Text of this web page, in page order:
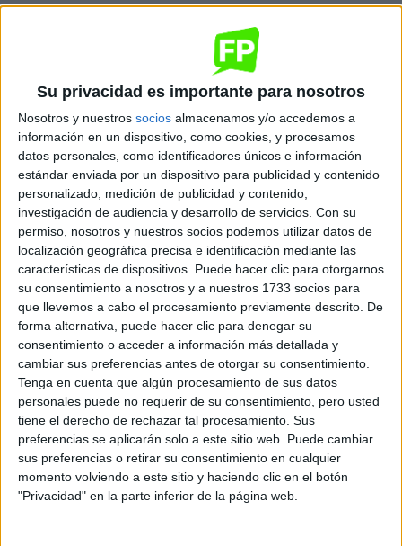
Su privacidad es importante para nosotros
Nosotros y nuestros socios almacenamos y/o accedemos a
información en un dispositivo, como cookies, y procesamos
datos personales, como identificadores únicos e información
estándar enviada por un dispositivo para publicidad y contenido
personalizado, medición de publicidad y contenido,
investigación de audiencia y desarrollo de servicios. Con su
permiso, nosotros y nuestros socios podemos utilizar datos de
localización geográfica precisa e identificación mediante las
características de dispositivos. Puede hacer clic para otorgarnos
su consentimiento a nosotros y a nuestros 1733 socios para
que llevemos a cabo el procesamiento previamente descrito. De
forma alternativa, puede hacer clic para denegar su
consentimiento o acceder a información más detallada y
cambiar sus preferencias antes de otorgar su consentimiento.
Tenga en cuenta que algún procesamiento de sus datos
personales puede no requerir de su consentimiento, pero usted
tiene el derecho de rechazar tal procesamiento. Sus
preferencias se aplicarán solo a este sitio web. Puede cambiar
sus preferencias o retirar su consentimiento en cualquier
momento volviendo a este sitio y haciendo clic en el botón
"Privacidad" en la parte inferior de la página web.
DIRECCIÓN
Juan Antonio Santero, 2
41800 Sanlúcar la Mayor, Sevilla
+
-
Leaflet | OSM Mapnik
Explora más
¿No es exactamente lo que buscas? Estas son las